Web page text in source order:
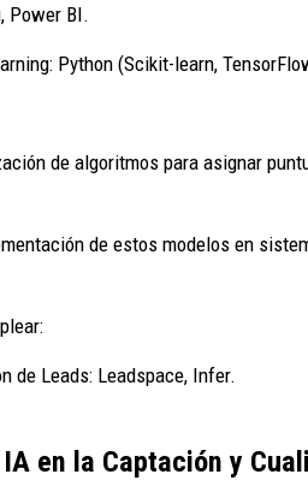
Power BI.
Python (Scikit-learn,
de algoritmos para asignar
de estos modelos en
de Leads: Leadspace, Infer.
en la Captación y